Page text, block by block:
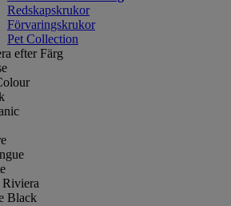
Redskapskrukor
Förvaringskrukor
Pet Collection
efter Färg
Black